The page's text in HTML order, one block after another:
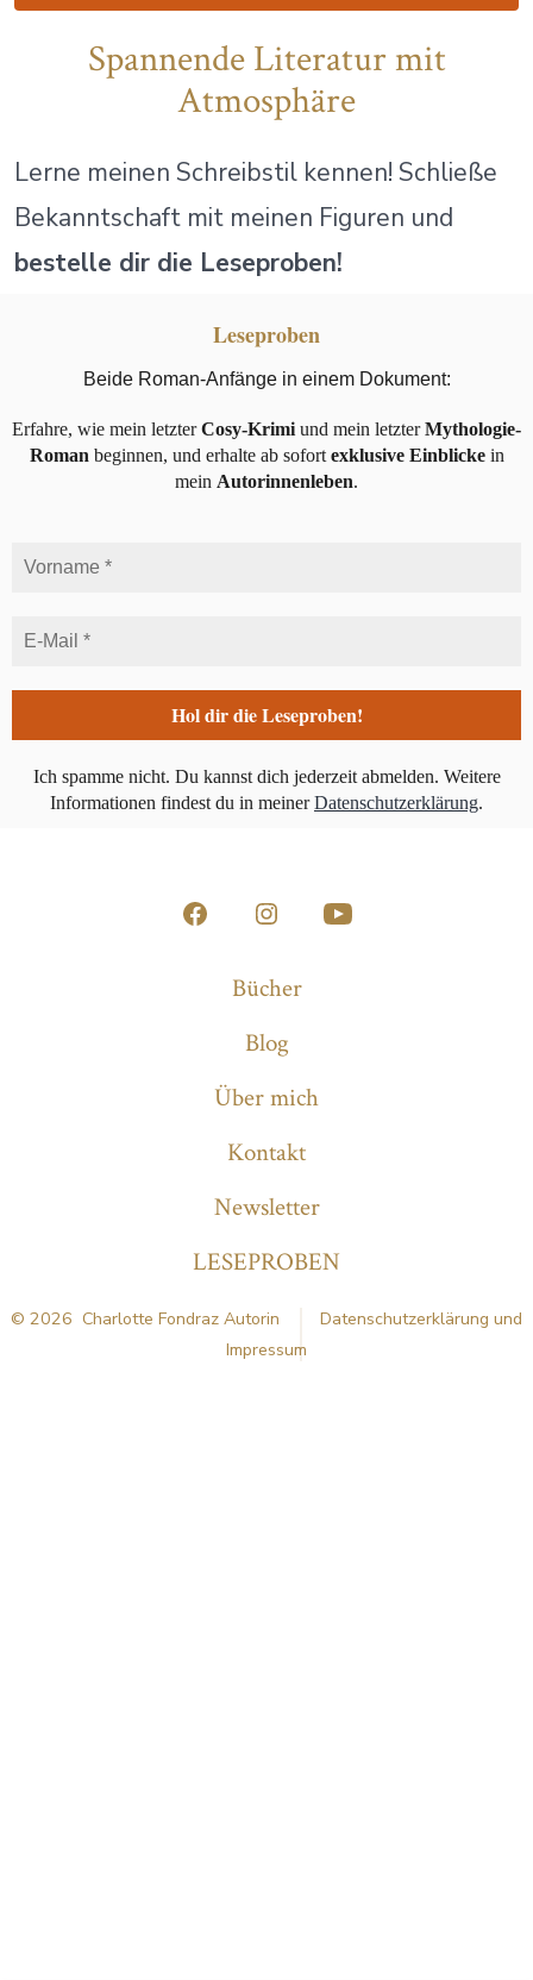
Spannende Literatur mit
Atmosphäre
Lerne meinen Schreibstil kennen! Schließe
Bekanntschaft mit meinen Figuren und
bestelle dir die Leseproben!
Leseproben
Beide Roman-Anfänge in einem Dokument:
Erfahre, wie mein letzterCosy-Krimi und mein letzterMythologie-
Roman beginnen, und erhalte ab sofort exklusive Einblickein
mein Autorinnenleben.
Ich spamme nicht. Du kannst dich jederzeit abmelden. Weitere
Informationen findest du in meinerDatenschutzerklärung.
Öffne
einem
neuen
Tab
Öffne
in
einem
Tab
Öffne
Bücher
Blog
Über mich
Kontakt
Newsletter
LESEPROBEN
© 2026 Charlotte Fondraz Autorin
Datenschutzerklärung und
Impressum